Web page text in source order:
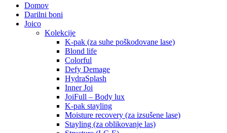
Domov
Darilni boni
Joico
Kolekcije
K-pak (za suhe poškodovane lase)
Blond life
Colorful
Defy Demage
HydraSplash
Inner Joi
JoiFull – Body lux
K-pak stayling
Moisture recovery (za izsušene lase)
Stayling (za oblikovanje las)